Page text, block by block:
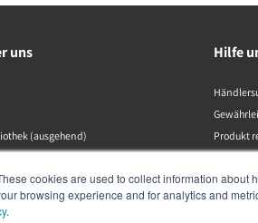
cookies are used to collect information
browsing experience and for analytics and
.
uns
(ausgehend)
Hilfe
Produkt